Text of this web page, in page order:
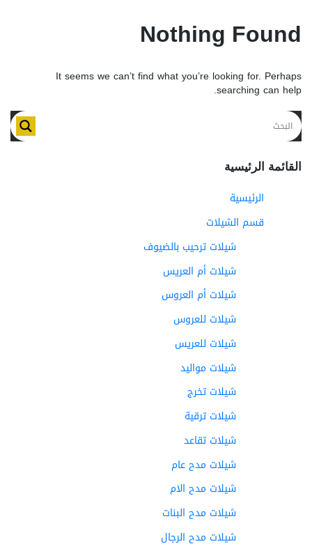
Nothing Found
It seems we can’t find what you’re looking for. Perhaps
searching can help.
القائمة الرئيسية
الرئيسية
قسم الشيلات
شيلات ترحيب بالضيوف
شيلات أم العريس
شيلات أم العروس
شيلات للعروس
شيلات للعريس
شيلات مواليد
شيلات تخرج
شيلات ترقية
شيلات تقاعد
شيلات مدح عام
شيلات مدح الام
شيلات مدح البنات
شيلات مدح الرجال